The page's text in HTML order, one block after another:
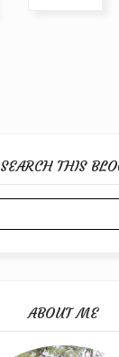
SEARCH THIS
ABOUT ME